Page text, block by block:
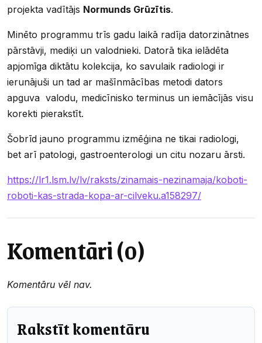
projekta vadītājs Normunds Grūzītis.
Minēto programmu trīs gadu laikā radīja datorzinātnes
pārstāvji, mediķi un valodnieki. Datorā tika ielādēta
apjomīga diktātu kolekcija, ko savulaik radiologi ir
ierunājuši un tad ar mašīnmācības metodi dators
apguva valodu, medicīnisko terminus un iemācījās visu
korekti pierakstīt.
Šobrīd jauno programmu izmēģina ne tikai radiologi,
bet arī patologi, gastroenterologi un citu nozaru ārsti.
https://lr1.lsm.lv/lv/raksts/zinamais-nezinamaja/koboti-
roboti-kas-strada-kopa-ar-cilveku.a158297/
Komentāri (0)
Komentāru vēl nav.
Rakstīt komentāru